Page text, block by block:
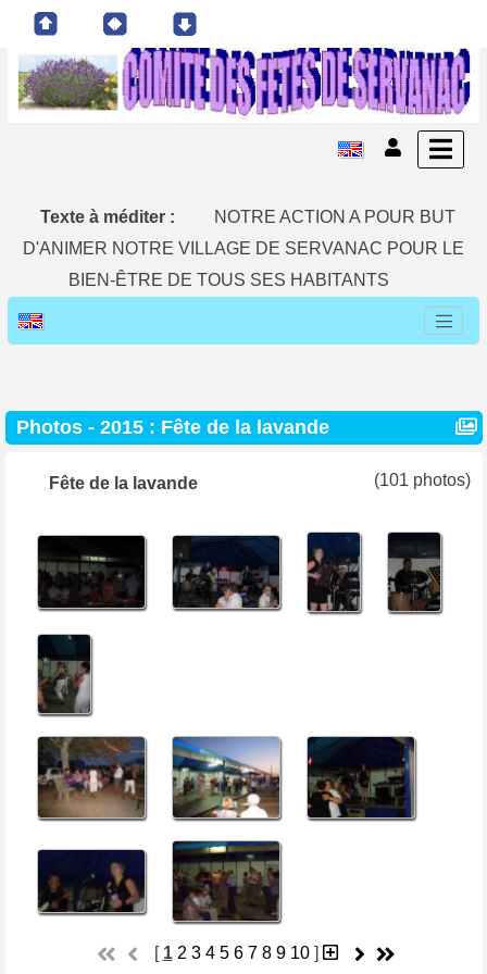
Texte à méditer :
NOTRE ACTION A POUR BUT
D'ANIMER NOTRE VILLAGE DE SERVANAC POUR LE
BIEN-ÊTRE DE TOUS SES HABITANTS
Photos - 2015 : Fête de la lavande
Fête de la lavande (101 photos)
[ 1 2 3 4 5 6 7 8 9 10]